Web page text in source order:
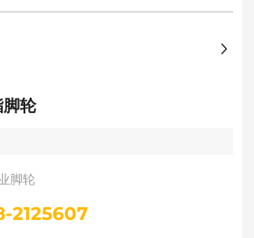
轮
脚轮
2125607